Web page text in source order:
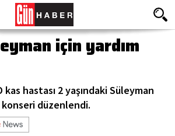
için yardım
kas hastası 2 yaşındaki Süleyman
konseri düzenlendi.